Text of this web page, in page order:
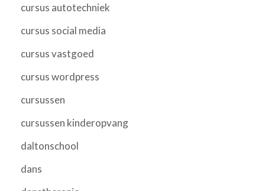
cursus autotechniek
cursus social media
cursus vastgoed
cursus wordpress
cursussen
cursussen kinderopvang
daltonschool
dans